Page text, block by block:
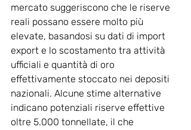
mercato suggeriscono che le riserve
reali possano essere molto più
elevate, basandosi su dati di import
export e lo scostamento tra attività
ufficiali e quantità di oro
effettivamente stoccato nei depositi
nazionali. Alcune stime alternative
indicano potenziali riserve effettive
oltre 5.000 tonnellate, il che